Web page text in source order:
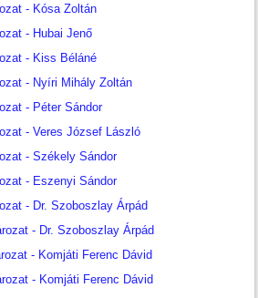
- Kósa Zoltán
- Hubai Jenő
- Kiss Béláné
- Nyíri Mihály Zoltán
- Péter Sándor
- Veres József László
- Székely Sándor
- Eszenyi Sándor
- Dr. Szoboszlay Árpád
- Dr. Szoboszlay Árpád
- Komjáti Ferenc Dávid
- Komjáti Ferenc Dávid